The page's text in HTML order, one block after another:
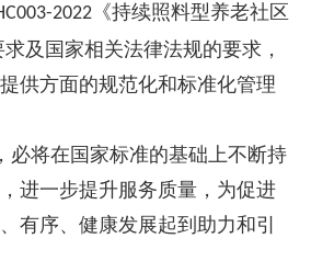
2022 《持续照料型养老社区
求及国家相关法律法规的要求，
供方面的规范化和标准化管理
必将在国家标准的基础上不断持
进一步提升服务质量，为促进
有序、健康发展起到助力和引